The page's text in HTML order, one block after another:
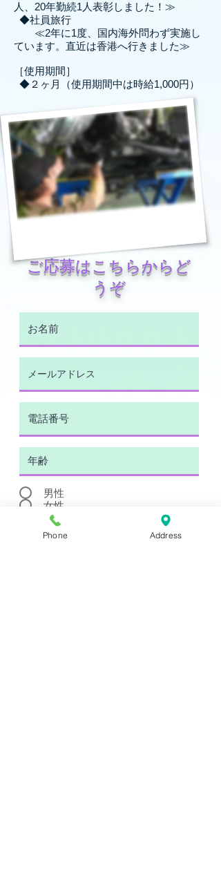
人、20年勤続1人表彰しました！≫
◆社員旅行
≪2年に1度、国内海外問わず実施し
ています。直近は香港へ行きました≫
［使用期間］
◆２ヶ月（使用期間中は時給1,000円）
​ご応募はこちらからど
うぞ
男性
女性
Phone Address